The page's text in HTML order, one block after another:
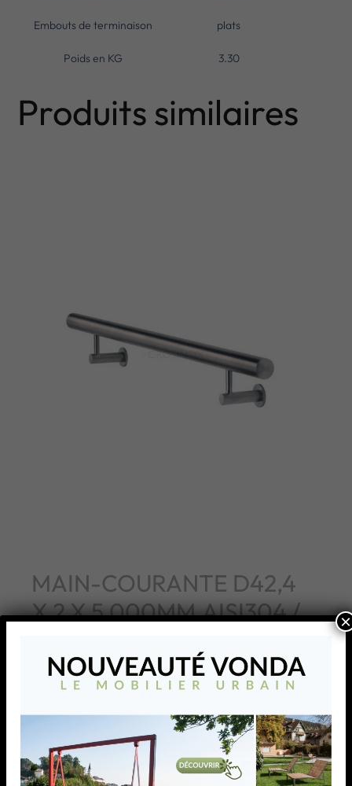
Embouts de terminaison plats
Poids en KG 3.30
Produits similaires
MAIN-COURANTE D42,4
X 2 X 5.000MM,AISI304 /
MAIN-COURANTE D42,4 X 2 X 5.000MM,AISI304 /
AJOUTER À MA LISTE
×